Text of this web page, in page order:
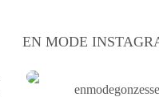
EN MODE
enmodegonzesse